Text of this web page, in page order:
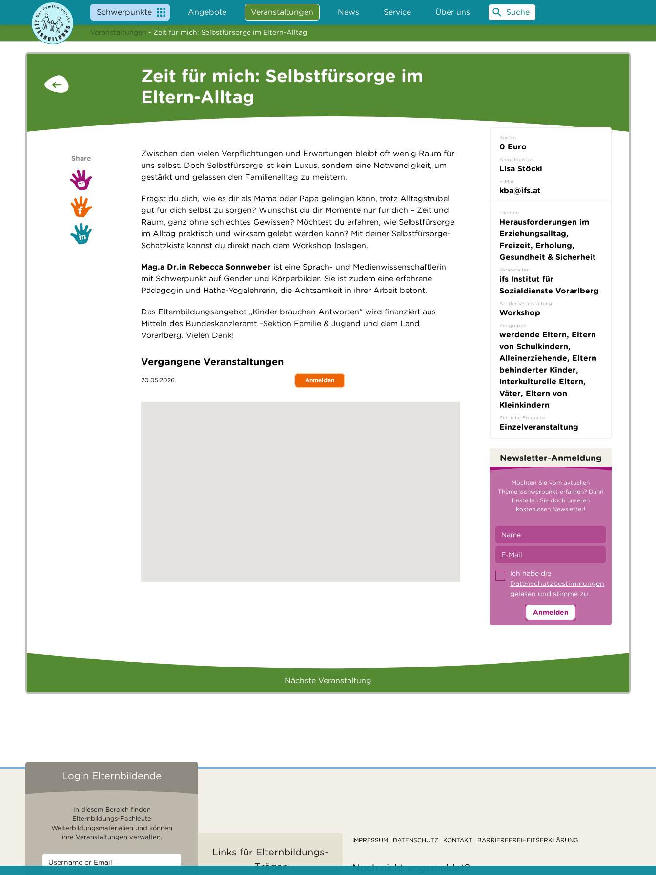
Schwerpunkte Angebote Veranstaltungen News Service Über uns Suche
Veranstaltungen - Zeit für mich: Selbstfürsorge im Eltern-Alltag
Zeit für mich: Selbstfürsorge im
Eltern-Alltag
Zwischen den vielen Verpflichtungen und Erwartungen bleibt oft wenig Raum für
uns selbst. Doch Selbstfürsorge ist kein Luxus, sondern eine Notwendigkeit, um
gestärkt und gelassen den Familienalltag zu meistern.
Fragst du dich, wie es dir als Mama oder Papa gelingen kann, trotz Alltagstrubel
gut für dich selbst zu sorgen? Wünschst du dir Momente nur für dich – Zeit und
Raum, ganz ohne schlechtes Gewissen? Möchtest du erfahren, wie Selbstfürsorge
im Alltag praktisch und wirksam gelebt werden kann? Mit deiner Selbstfürsorge-
Schatzkiste kannst du direkt nach dem Workshop loslegen.
Mag.a Dr.in Rebecca Sonnweber ist eine Sprach- und Medienwissenschaftlerin
mit Schwerpunkt auf Gender und Körperbilder. Sie ist zudem eine erfahrene
Pädagogin und Hatha-Yogalehrerin, die Achtsamkeit in ihrer Arbeit betont.
Das Elternbildungsangebot „Kinder brauchen Antworten“ wird finanziert aus
Mitteln des Bundeskanzleramt –Sektion Familie & Jugend und dem Land
Vorarlberg. Vielen Dank!
Vergangene Veranstaltungen
20.05.2026 Anmelden
Share
Kosten
0 Euro
Anmelden bei
Lisa Stöckl
E-Mail
kba@ifs.at
Themen
Herausforderungen im
Erziehungsalltag,
Freizeit, Erholung,
Gesundheit & Sicherheit
Veranstalter
ifs Institut für
Sozialdienste Vorarlberg
Art der Veranstaltung
Workshop
Zielgruppe
werdende Eltern, Eltern
von Schulkindern,
Alleinerziehende, Eltern
behinderter Kinder,
Interkulturelle Eltern,
Väter, Eltern von
Kleinkindern
Zeitliche Frequenz
Einzelveranstaltung
Newsletter-Anmeldung
Möchten Sie vom aktuellen
Themenschwerpunkt erfahren? Dann
bestellen Sie doch unseren
kostenlosen Newsletter!
Ich habe die
Datenschutzbestimmungen
gelesen und stimme zu.
Anmelden
Nächste Veranstaltung
Login Elternbildende
In diesem Bereich finden
Elternbildungs-Fachleute
Weiterbildungsmaterialien und können
ihre Veranstaltungen verwalten.
Links für Elternbildungs-
Träger
IMPRESSUM DATENSCHUTZ KONTAKT BARRIEREFREIHEITSERKLÄRUNG
Noch nicht angemeldet?